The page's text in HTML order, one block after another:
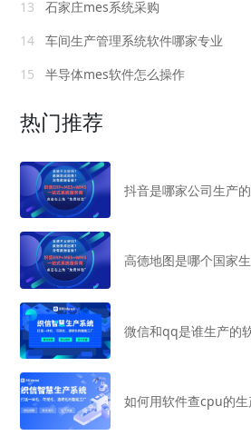
13
石家庄mes系统采购
14
车间生产管理系统软件哪家专业
15
半导体mes软件怎么操作
热门推荐
抖音是哪家公司生产
高德地图是哪个国家
微信和qq是谁生产的
如何用软件查cpu的生